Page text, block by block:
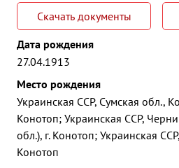
Скачать документы
Дата рождения
27.04.1913
Место рождения
Украинская ССР, Сумская обл.,
Конотоп; Украинская ССР,
обл.), г. Конотоп; Украинская
Конотоп